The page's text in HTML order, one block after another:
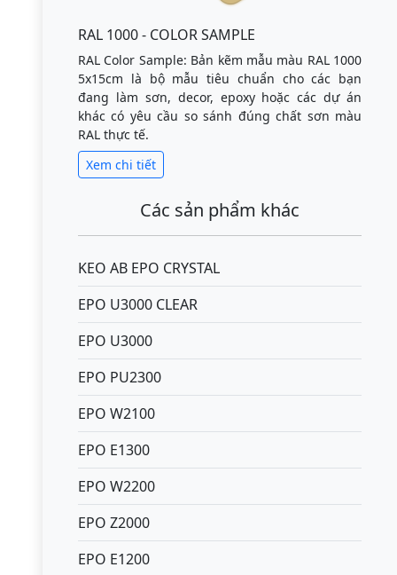
RAL 1000 - COLOR SAMPLE
RAL Color Sample: Bản kẽm mẫu màu RAL 1000
5x15cm là bộ mẫu tiêu chuẩn cho các bạn
đang làm sơn, decor, epoxy hoặc các dự án
khác có yêu cầu so sánh đúng chất sơn màu
RAL thực tế.
Xem chi tiết
Các sản phẩm khác
KEO AB EPO CRYSTAL
EPO U3000 CLEAR
EPO U3000
EPO PU2300
EPO W2100
EPO E1300
EPO W2200
EPO Z2000
EPO E1200